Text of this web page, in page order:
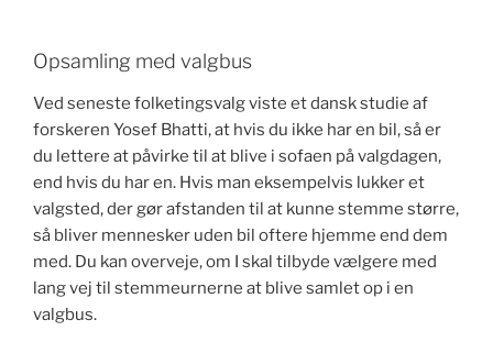
Opsamling med valgbus
Ved seneste folketingsvalg viste et dansk studie af
forskeren Yosef Bhatti, at hvis du ikke har en bil, så er
du lettere at påvirke til at blive i sofaen på valgdagen,
end hvis du har en. Hvis man eksempelvis lukker et
valgsted, der gør afstanden til at kunne stemme større,
så bliver mennesker uden bil oftere hjemme end dem
med. Du kan overveje, om I skal tilbyde vælgere med
lang vej til stemmeurnerne at blive samlet op i en
valgbus.